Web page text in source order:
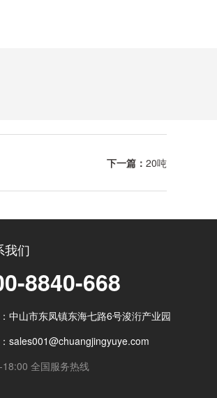
下一篇： 20吨
我们
8840-668
中山市东凤镇东海七路6号浚洐产业园
sales001@chuangjingyuye.com
全国服务热线